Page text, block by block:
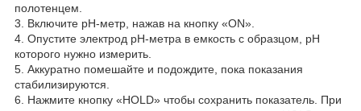
полотенцем.
3. Включите pH-метр, нажав на кнопку «ON».
4. Опустите электрод pH-метра в емкость с образцом, рН
которого нужно измерить.
5. Аккуратно помешайте и подождите, пока показания
стабилизируются.
6. Нажмите кнопку «HOLD» чтобы сохранить показатель. При